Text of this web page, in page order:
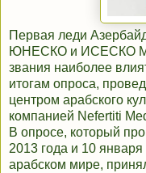
Первая леди
ЮНЕСКО и ИСЕСКО
звания наиболее
итогам опроса,
центром арабского
компанией Nefertiti
В опросе, который
2013 года и 10
арабском мире,